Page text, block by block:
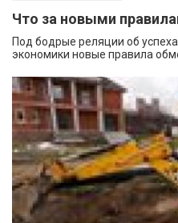
Что за новыми
Под бодрые реляции об
экономики новые правила